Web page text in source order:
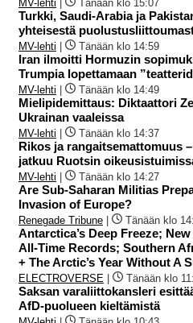
MV-lehti Tänään klo 15:07
Turkki, Saudi-Arabia ja
yhteisestä
MV-lehti Tänään klo 14:59
Iran ilmoitti Hormuzin
Trumpia lopettamaan
MV-lehti Tänään klo 14:49
Mielipidemittaus: Diktaattori
Ukrainan vaaleissa
MV-lehti Tänään klo 14:37
Rikos ja rangaitsemattomuus
jatkuu Ruotsin
MV-lehti Tänään klo 14:27
Are Sub-Saharan Militias
Invasion of Europe?
Renegade Tribune Tänään klo
Antarctica’s Deep Freeze;
All-Time Records; Southern
+ The Arctic’s Year Without A
ELECTROVERSE Tänään klo
Saksan varaliittokansleri
AfD-puolueen kieltämistä